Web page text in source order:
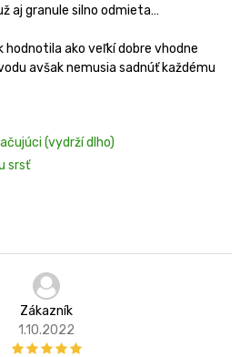
aj granule silno odmieta…
hodnotila ako veľkí dobre vhodne
avšak nemusia sadnúť každému
(vydrží dlho)
srsť
Zákazník
1.10.2022